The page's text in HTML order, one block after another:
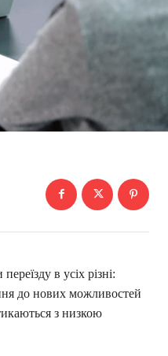
в усіх різні:
до нових можливостей
з низкою